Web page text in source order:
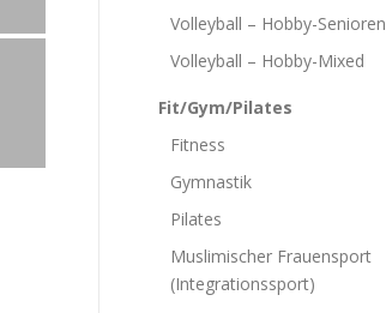
Volleyball – Hobby-Senioren
Volleyball – Hobby-Mixed
Fit/Gym/Pilates
Fitness
Gymnastik
Pilates
Muslimischer Frauensport
(Integrationssport)